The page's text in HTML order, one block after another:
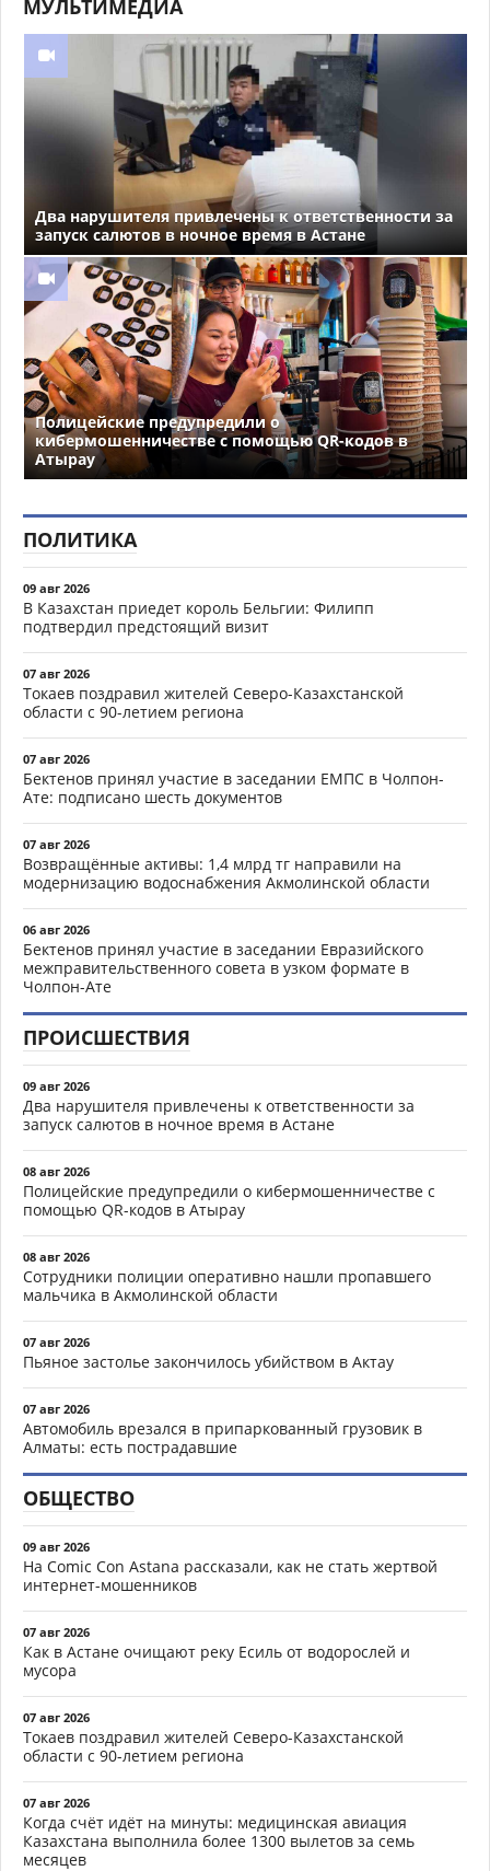
МУЛЬТИМЕДИА
Два нарушителя привлечены к ответственности за
запуск салютов в ночное время в Астане
Полицейские предупредили о
кибермошенничестве с помощью QR-кодов в
Атырау
ПОЛИТИКА
09 авг 2026
В Казахстан приедет король Бельгии: Филипп
подтвердил предстоящий визит
07 авг 2026
Токаев поздравил жителей Северо-Казахстанской
области с 90-летием региона
07 авг 2026
Бектенов принял участие в заседании ЕМПС в Чолпон-
Ате: подписано шесть документов
07 авг 2026
Возвращённые активы: 1,4 млрд тг направили на
модернизацию водоснабжения Акмолинской области
06 авг 2026
Бектенов принял участие в заседании Евразийского
межправительственного совета в узком формате в
Чолпон-Ате
ПРОИСШЕСТВИЯ
09 авг 2026
Два нарушителя привлечены к ответственности за
запуск салютов в ночное время в Астане
08 авг 2026
Полицейские предупредили о кибермошенничестве с
помощью QR-кодов в Атырау
08 авг 2026
Сотрудники полиции оперативно нашли пропавшего
мальчика в Акмолинской области
07 авг 2026
Пьяное застолье закончилось убийством в Актау
07 авг 2026
Автомобиль врезался в припаркованный грузовик в
Алматы: есть пострадавшие
ОБЩЕСТВО
09 авг 2026
На Comic Con Astana рассказали, как не стать жертвой
интернет-мошенников
07 авг 2026
Как в Астане очищают реку Есиль от водорослей и
мусора
07 авг 2026
Токаев поздравил жителей Северо-Казахстанской
области с 90-летием региона
07 авг 2026
Когда счёт идёт на минуты: медицинская авиация
Казахстана выполнила более 1300 вылетов за семь
месяцев